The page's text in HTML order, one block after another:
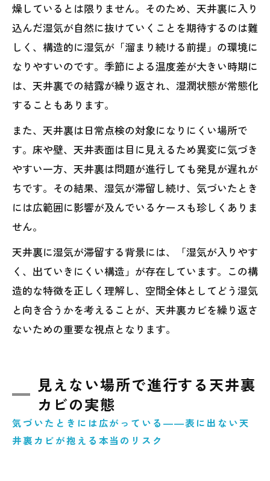
燥しているとは限りません。そのため、天井裏に入り
込んだ湿気が自然に抜けていくことを期待するのは難
しく、構造的に湿気が「溜まり続ける前提」の環境に
なりやすいのです。季節による温度差が大きい時期に
は、天井裏での結露が繰り返され、湿潤状態が常態化
することもあります。
また、天井裏は日常点検の対象になりにくい場所で
す。床や壁、天井表面は目に見えるため異変に気づき
やすい一方、天井裏は問題が進行しても発見が遅れが
ちです。その結果、湿気が滞留し続け、気づいたとき
には広範囲に影響が及んでいるケースも珍しくありま
せん。
天井裏に湿気が滞留する背景には、「湿気が入りやす
く、出ていきにくい構造」が存在しています。この構
造的な特徴を正しく理解し、空間全体としてどう湿気
と向き合うかを考えることが、天井裏カビを繰り返さ
ないための重要な視点となります。
見えない場所で進行する天井裏
カビの実態
気づいたときには広がっている――表に出ない天
井裏カビが抱える本当のリスク